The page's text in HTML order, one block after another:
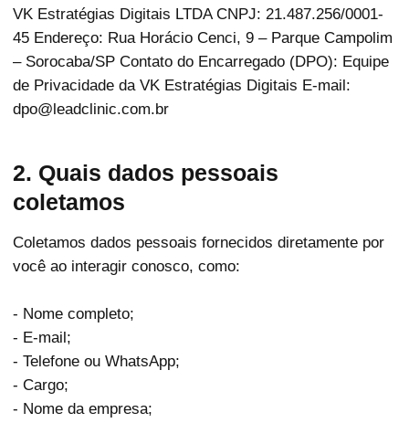
VK Estratégias Digitais LTDA CNPJ: 21.487.256/0001-
45 Endereço: Rua Horácio Cenci, 9 – Parque Campolim
– Sorocaba/SP Contato do Encarregado (DPO): Equipe
de Privacidade da VK Estratégias Digitais E-mail:
dpo@leadclinic.com.br
2. Quais dados pessoais
coletamos
Coletamos dados pessoais fornecidos diretamente por
você ao interagir conosco, como:
- Nome completo;
- E-mail;
- Telefone ou WhatsApp;
- Cargo;
- Nome da empresa;